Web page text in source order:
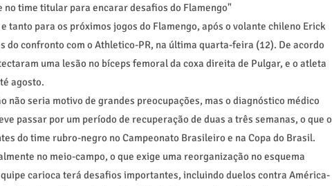
no time titular para encarar desafios do Flamengo"
tanto para os próximos jogos do Flamengo, após o volante chileno Erick
do confronto com o Athletico-PR, na última quarta-feira (12). De acordo
uma lesão no bíceps femoral da coxa direita de Pulgar, e o atleta
agosto.
não seria motivo de grandes preocupações, mas o diagnóstico médico
passar por um período de recuperação de duas a três semanas, o que o
do time rubro-negro no Campeonato Brasileiro e na Copa do Brasil.
no meio-campo, o que exige uma reorganização no esquema
carioca terá desafios importantes, incluindo duelos contra América-